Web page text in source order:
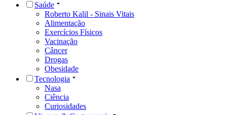
Saúde
Roberto Kalil - Sinais Vitais
Alimentação
Exercícios Físicos
Vacinação
Câncer
Drogas
Obesidade
Tecnologia
Nasa
Ciência
Curiosidades